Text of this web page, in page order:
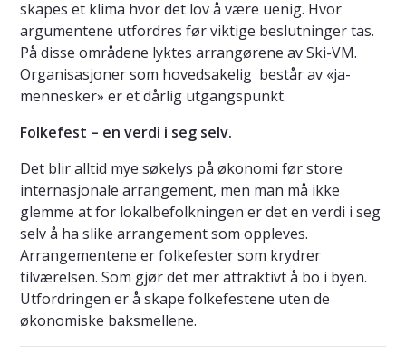
skapes et klima hvor det lov å være uenig. Hvor
argumentene utfordres før viktige beslutninger tas.
På disse områdene lyktes arrangørene av Ski-VM.
Organisasjoner som hovedsakelig består av «ja-
mennesker» er et dårlig utgangspunkt.
Folkefest – en verdi i seg selv.
Det blir alltid mye søkelys på økonomi før store
internasjonale arrangement, men man må ikke
glemme at for lokalbefolkningen er det en verdi i seg
selv å ha slike arrangement som oppleves.
Arrangementene er folkefester som krydrer
tilværelsen. Som gjør det mer attraktivt å bo i byen.
Utfordringen er å skape folkefestene uten de
økonomiske baksmellene.